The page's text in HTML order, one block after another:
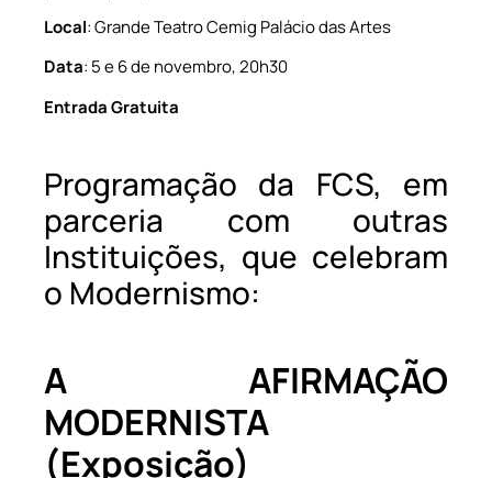
Local: Grande Teatro Cemig Palácio das Artes
Data: 5 e 6 de novembro, 20h30
Entrada Gratuita
Programação da FCS, em
parceria com outras
Instituições, que celebram
o Modernismo:
A AFIRMAÇÃO
MODERNISTA
(Exposição)